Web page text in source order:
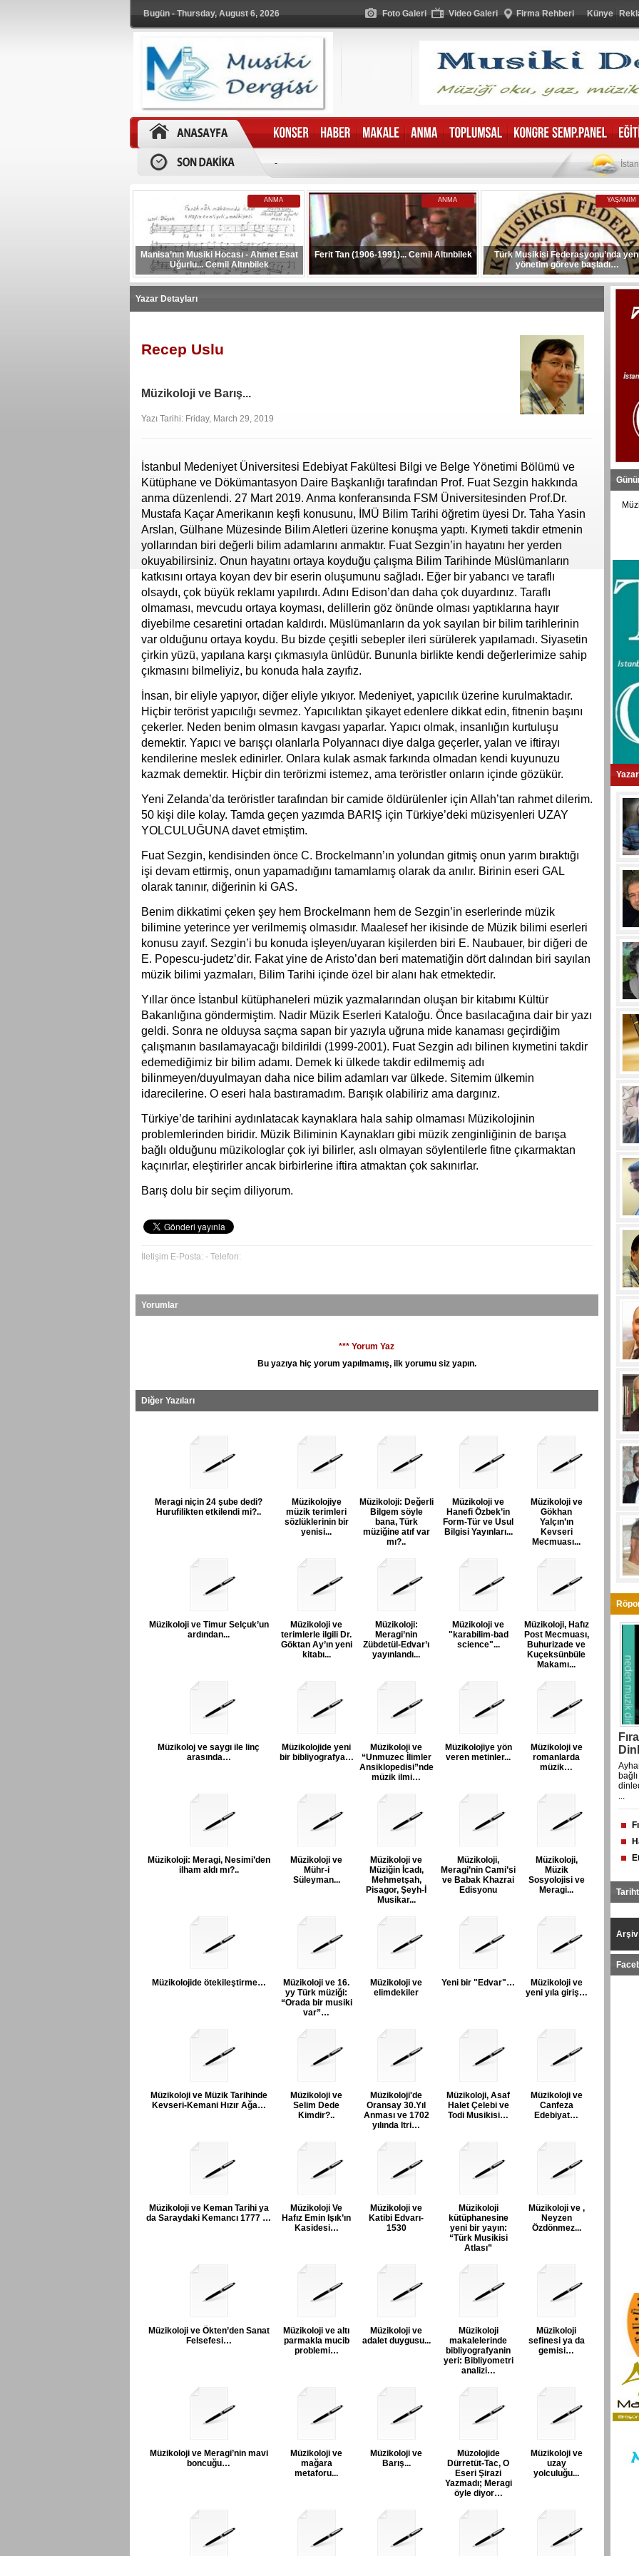
Bugün - Thursday, August 6, 2026 Foto Galeri Video Galeri Firma Rehberi Künye
-
ANMA
Manisa’nın Musiki Hocası - Ahmet Esat
Uğurlu... Cemil Altınbilek
ANMA
Ferit Tan (1906-1991)... Cemil Altınbilek
YAŞANIM
Türk Musikisi Federasyonu’nda
yönetim göreve başladı…
Yazar Detayları
Recep Uslu
Müzikoloji ve Barış...
Yazı Tarihi: Friday, March 29, 2019
İstanbul Medeniyet Üniversitesi Edebiyat Fakültesi Bilgi ve Belge Yönetimi Bölümü ve
Kütüphane ve Dökümantasyon Daire Başkanlığı tarafından Prof. Fuat Sezgin hakkında
anma düzenlendi. 27 Mart 2019. Anma konferansında FSM Üniversitesinden Prof.Dr.
Mustafa Kaçar Amerikanın keşfi konusunu, İMÜ Bilim Tarihi öğretim üyesi Dr. Taha Yasin
Arslan, Gülhane Müzesinde Bilim Aletleri üzerine konuşma yaptı. Kıymeti takdir etmenin
yollarından biri değerli bilim adamlarını anmaktır. Fuat Sezgin’in hayatını her yerden
okuyabilirsiniz. Onun hayatını ortaya koyduğu çalışma Bilim Tarihinde Müslümanların
katkısını ortaya koyan dev bir eserin oluşumunu sağladı. Eğer bir yabancı ve taraflı
olsaydı, çok büyük reklamı yapılırdı. Adını Edison’dan daha çok duyardınız. Taraflı
olmaması, mevcudu ortaya koyması, delillerin göz önünde olması yaptıklarına hayır
diyebilme cesaretini ortadan kaldırdı. Müslümanların da yok sayılan bir bilim tarihlerinin
var olduğunu ortaya koydu. Bu bizde çeşitli sebepler ileri sürülerek yapılamadı. Siyasetin
çirkin yüzü, yapılana karşı çıkmasıyla ünlüdür. Bununla birlikte kendi değerlerimize sahip
çıkmasını bilmeliyiz, bu konuda hala zayıfız.
İnsan, bir eliyle yapıyor, diğer eliyle yıkıyor. Medeniyet, yapıcılık üzerine kurulmaktadır.
Hiçbir terörist yapıcılığı sevmez. Yapıcılıktan şikayet edenlere dikkat edin, fitnenin başını
çekerler. Neden benim olmasın kavgası yaparlar. Yapıcı olmak, insanlığın kurtuluşu
demektir. Yapıcı ve barışçı olanlarla Polyannacı diye dalga geçerler, yalan ve iftirayı
kendilerine meslek edinirler. Onlara kulak asmak farkında olmadan kendi kuyunuzu
kazmak demektir. Hiçbir din terörizmi istemez, ama teröristler onların içinde gözükür.
Yeni Zelanda’da teröristler tarafından bir camide öldürülenler için Allah’tan rahmet dilerim.
50 kişi dile kolay. Tamda geçen yazımda BARIŞ için Türkiye’deki müzisyenleri UZAY
YOLCULUĞUNA davet etmiştim.
Fuat Sezgin, kendisinden önce C. Brockelmann’ın yolundan gitmiş onun yarım bıraktığı
işi devam ettirmiş, onun yapamadığını tamamlamış olarak da anılır. Birinin eseri GAL
olarak tanınır, diğerinin ki GAS.
Benim dikkatimi çeken şey hem Brockelmann hem de Sezgin’in eserlerinde müzik
bilimine yeterince yer verilmemiş olmasıdır. Maalesef her ikisinde de Müzik bilimi eserleri
konusu zayıf. Sezgin’i bu konuda işleyen/uyaran kişilerden biri E. Naubauer, bir diğeri de
E. Popescu-judetz’dir. Fakat yine de Aristo’dan beri matematiğin dört dalından biri sayılan
müzik bilimi yazmaları, Bilim Tarihi içinde özel bir alanı hak etmektedir.
Yıllar önce İstanbul kütüphaneleri müzik yazmalarından oluşan bir kitabımı Kültür
Bakanlığına göndermiştim. Nadir Müzik Eserleri Kataloğu. Önce basılacağına dair bir yazı
geldi. Sonra ne olduysa saçma sapan bir yazıyla uğruna mide kanaması geçirdiğim
çalışmanın basılamayacağı bildirildi (1999-2001). Fuat Sezgin adı bilinen kıymetini takdir
edemediğimiz bir bilim adamı. Demek ki ülkede takdir edilmemiş adı
bilinmeyen/duyulmayan daha nice bilim adamları var ülkede. Sitemim ülkemin
idarecilerine. O eseri hala bastıramadım. Barışık olabiliriz ama dargınız.
Türkiye’de tarihini aydınlatacak kaynaklara hala sahip olmaması Müzikolojinin
problemlerinden biridir. Müzik Biliminin Kaynakları gibi müzik zenginliğinin de barışa
bağlı olduğunu müzikologlar çok iyi bilirler, aslı olmayan söylentilerle fitne çıkarmaktan
kaçınırlar, eleştirirler ancak birbirlerine iftira atmaktan çok sakınırlar.
Barış dolu bir seçim diliyorum.
İletişim E-Posta: - Telefon:
Yorumlar
*** Yorum Yaz
Bu yazıya hiç yorum yapılmamış, ilk yorumu siz yapın.
Diğer Yazıları
Meragi niçin 24 şube dedi?
Hurufilikten etkilendi mi?..
Müzikolojiye
müzik terimleri
sözlüklerinin bir
yenisi...
Müzikoloji: Değerli
Bilgem söyle
bana, Türk
müziğine atıf var
mı?..
Müzikoloji ve
Hanefi Özbek’in
Form-Tür ve Usul
Bilgisi Yayınları...
Müzikoloji ve
Gökhan
Yalçın’ın
Kevseri
Mecmuası...
Müzikoloji ve Timur Selçuk’un
ardından...
Müzikoloji ve
terimlerle ilgili Dr.
Göktan Ay’ın yeni
kitabı...
Müzikoloji:
Meragi’nin
Zübdetül-Edvar’ı
yayınlandı...
Müzikoloji ve
"karabilim-bad
science"...
Müzikoloji, Hafız
Post Mecmuası,
Buhurizade ve
Kuçeksünbüle
Makamı...
Müzikoloj ve saygı ile linç
arasında…
Müzikolojide yeni
bir bibliyografya…
Müzikoloji ve
“Unmuzec İlimler
Ansiklopedisi”nde
müzik ilmi…
Müzikolojiye yön
veren metinler...
Müzikoloji ve
romanlarda
müzik…
Müzikoloji: Meragi, Nesimi’den
ilham aldı mı?..
Müzikoloji ve
Mühr-i
Süleyman...
Müzikoloji ve
Müziğin İcadı,
Mehmetşah,
Pisagor, Şeyh-İ
Musikar...
Müzikoloji,
Meragi’nin Cami’si
ve Babak Khazrai
Edisyonu
Müzikoloji,
Müzik
Sosyolojisi ve
Meragi...
Müzikolojide ötekileştirme…
Müzikoloji ve 16.
yy Türk müziği:
“Orada bir musiki
var”…
Müzikoloji ve
elimdekiler
Yeni bir "Edvar"…
Müzikoloji ve
yeni yıla giriş…
Müzikoloji ve Müzik Tarihinde
Kevseri-Kemani Hızır Ağa…
Müzikoloji ve
Selim Dede
Kimdir?..
Müzikoloji'de
Oransay 30.Yıl
Anması ve 1702
yılında Itri…
Müzikoloji, Asaf
Halet Çelebi ve
Todi Musikisi…
Müzikoloji ve
Canfeza
Edebiyat…
Müzikoloji ve Keman Tarihi ya
da Saraydaki Kemancı 1777 …
Müzikoloji Ve
Hafız Emin Işık’ın
Kasidesi…
Müzikoloji ve
Katibi Edvarı-
1530
Müzikoloji
kütüphanesine
yeni bir yayın:
“Türk Musikisi
Atlası”
Müzikoloji ve ,
Neyzen
Özdönmez...
Müzikoloji ve Ökten’den Sanat
Felsefesi…
Müzikoloji ve altı
parmakla mucib
problemi…
Müzikoloji ve
adalet duygusu...
Müzikoloji
makalelerinde
bibliyografyanin
yeri: Bibliyometri
analizi…
Müzikoloji
sefinesi ya da
gemisi…
Müzikoloji ve Meragi’nin mavi
boncuğu…
Müzikoloji ve
mağara
metaforu...
Müzikoloji ve
Barış...
Müzolojide
Dürretüt-Tac, O
Eseri Şirazi
Yazmadı; Meragi
öyle diyor…
Müzikoloji ve
uzay
yolculuğu...
...